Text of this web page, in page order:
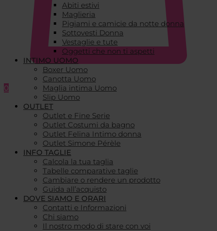
0
Abiti estivi
Maglieria
Pigiami e camicie da notte donna
Sottovesti Donna
Vestaglie e tute
Oggetti che non ti aspetti
INTIMO UOMO
Boxer Uomo
Canotta Uomo
Maglia intima Uomo
Slip Uomo
OUTLET
Outlet e Fine Serie
Outlet Costumi da bagno
Outlet Felina Intimo donna
Outlet Simone Pérèle
INFO TAGLIE
Calcola la tua taglia
Tabelle comparative taglie
Cambiare o rendere un prodotto
Guida all’acquisto
DOVE SIAMO E ORARI
Contatti e Informazioni
Chi siamo
Il nostro modo di stare con voi